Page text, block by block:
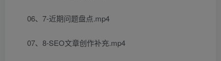
06、7-近期问题盘点.mp4
07、8-SEO文章创作补充.mp4